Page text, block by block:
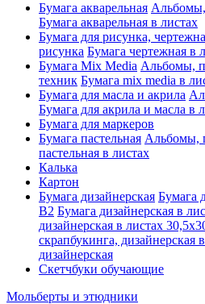
Бумага акварельная Альбомы,
Бумага акварельная в листах
Бумага для рисунка,
рисунка Бумага чертежная в
Бумага Mix Media Альбомы,
техник Бумага mix media в
Бумага для масла и акрила
Бумага для акрила и масла в
Бумага для маркеров
Бумага пастельная Альбомы,
пастельная в листах
Калька
Картон
Бумага дизайнерская Бумага
В2 Бумага дизайнерская в
дизайнерская в листах
скрапбукинга, дизайнерская
дизайнерская
Скетчбуки обучающие
Мольберты и этюдники